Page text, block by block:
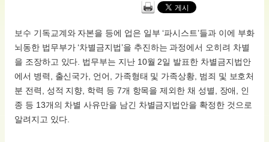
보수 기독교계와 자본을 등에 업은 일부 ‘파시스트’들과 이에 부화
뇌동한 법무부가 ‘차별금지법’을 추진하는 과정에서 오히려 차별
을 조장하고 있다. 법무부는 지난 10월 2일 발표한 차별금지법안
에서 병력, 출신국가, 언어, 가족형태 및 가족상황, 범죄 및 보호처
분 전력, 성적 지향, 학력 등 7개 항목을 제외한 채 성별, 장애, 인
종 등 13개의 차별 사유만을 남긴 차별금지법안을 확정한 것으로
알려지고 있다.